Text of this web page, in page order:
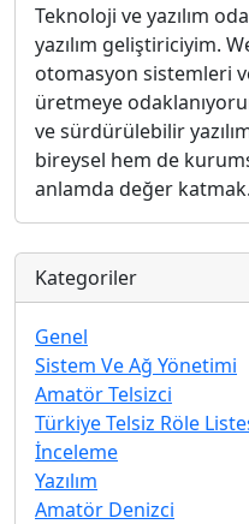
Teknoloji ve yazılım
yazılım geliştiriciyim.
otomasyon sistemleri
üretmeye
ve sürdürülebilir
bireysel hem de
anlamda değer katmak.
Kategoriler
Genel
Sistem Ve Ağ Yönetimi
Amatör Telsizci
Türkiye Telsiz Röle
İnceleme
Yazılım
Amatör Denizci